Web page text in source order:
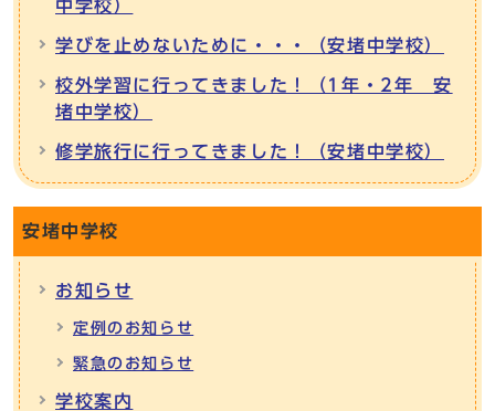
中学校）
学びを止めないために・・・（安堵中学校）
校外学習に行ってきました！（1年・2年 安
堵中学校）
修学旅行に行ってきました！（安堵中学校）
安堵中学校
お知らせ
定例のお知らせ
緊急のお知らせ
学校案内